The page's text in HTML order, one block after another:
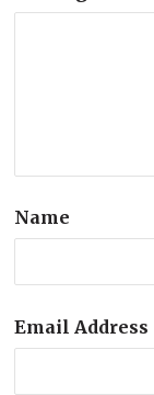
Name
Email Address